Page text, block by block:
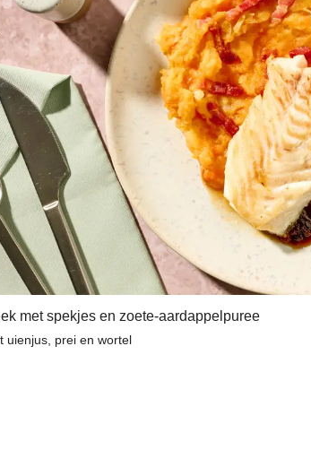
met spekjes en zoete-aardappelpuree
uienjus, prei en wortel